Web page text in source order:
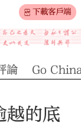
下載客戶端
論 Go
越的底